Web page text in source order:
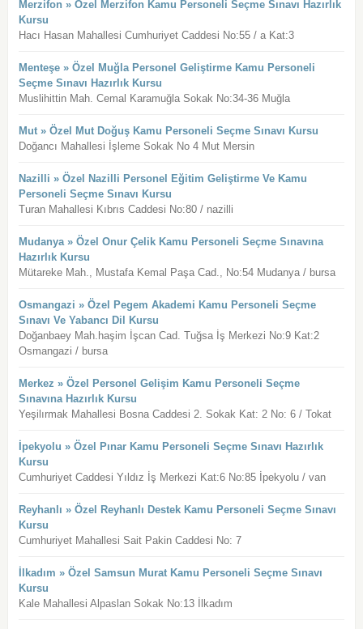
Merzifon » Özel Merzifon Kamu Personeli Seçme Sınavı Hazırlık
Kursu
Hacı Hasan Mahallesi Cumhuriyet Caddesi No:55 / a Kat:3
Menteşe » Özel Muğla Personel Geliştirme Kamu Personeli
Seçme Sınavı Hazırlık Kursu
Muslihittin Mah. Cemal Karamuğla Sokak No:34-36 Muğla
Mut » Özel Mut Doğuş Kamu Personeli Seçme Sınavı Kursu
Doğancı Mahallesi İşleme Sokak No 4 Mut Mersin
Nazilli » Özel Nazilli Personel Eğitim Geliştirme Ve Kamu
Personeli Seçme Sınavı Kursu
Turan Mahallesi Kıbrıs Caddesi No:80 / nazilli
Mudanya » Özel Onur Çelik Kamu Personeli Seçme Sınavına
Hazırlık Kursu
Mütareke Mah., Mustafa Kemal Paşa Cad., No:54 Mudanya / bursa
Osmangazi » Özel Pegem Akademi Kamu Personeli Seçme
Sınavı Ve Yabancı Dil Kursu
Doğanbaey Mah.haşim İşcan Cad. Tuğsa İş Merkezi No:9 Kat:2
Osmangazi / bursa
Merkez » Özel Personel Gelişim Kamu Personeli Seçme
Sınavına Hazırlık Kursu
Yeşilırmak Mahallesi Bosna Caddesi 2. Sokak Kat: 2 No: 6 / Tokat
İpekyolu » Özel Pınar Kamu Personeli Seçme Sınavı Hazırlık
Kursu
Cumhuriyet Caddesi Yıldız İş Merkezi Kat:6 No:85 İpekyolu / van
Reyhanlı » Özel Reyhanlı Destek Kamu Personeli Seçme Sınavı
Kursu
Cumhuriyet Mahallesi Sait Pakin Caddesi No: 7
İlkadım » Özel Samsun Murat Kamu Personeli Seçme Sınavı
Kursu
Kale Mahallesi Alpaslan Sokak No:13 İlkadım